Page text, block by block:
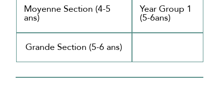
Moyenne Section (4-5
ans)
Year Group 1
(5-6ans)
Grande Section (5-6 ans)